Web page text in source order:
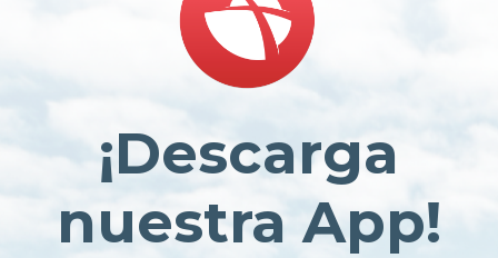
¡Descarga
nuestra App!